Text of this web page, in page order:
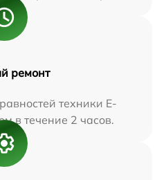
ремонт
техники E-
в течение 2 часов.